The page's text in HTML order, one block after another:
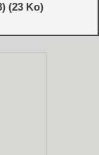
(23 Ko)